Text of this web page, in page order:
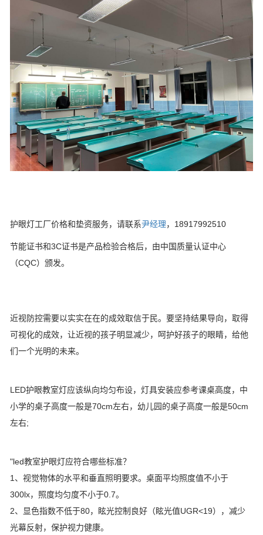
护眼灯工厂价格和垫资服务，请联系尹经理，18917992510
节能证书和3C证书是产品检验合格后，由中国质量认证中心
（CQC）颁发。
近视防控需要以实实在在的成效取信于民。要坚持结果导向，取得
可视化的成效，让近视的孩子明显减少，呵护好孩子的眼睛，给他
们一个光明的未来。
LED护眼教室灯应该纵向均匀布设，灯具安装应参考课桌高度，中
小学的桌子高度一般是70cm左右，幼儿园的桌子高度一般是50cm
左右;
"led教室护眼灯应符合哪些标准？
1、视觉物体的水平和垂直照明要求。桌面平均照度值不小于
300lx，照度均匀度不小于0.7。
2、显色指数不低于80，眩光控制良好（眩光值UGR<19），减少
光幕反射，保护视力健康。